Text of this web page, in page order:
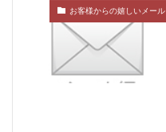
お客様からの嬉しいメール